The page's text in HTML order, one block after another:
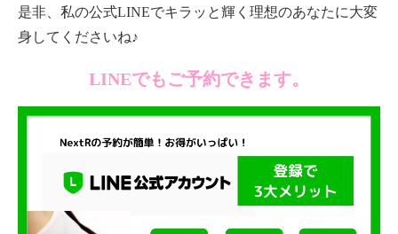
是非、私の公式LINEでキラッと輝く理想のあなたに大変
身してくださいね♪
LINEでもご予約できます。